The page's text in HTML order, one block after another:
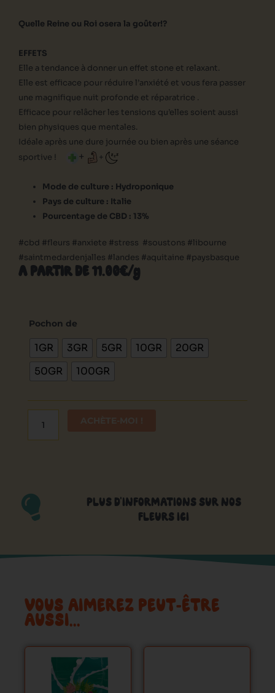
Quelle Reine ou Roi osera la goûter!?
EFFETS
Elle a tendance à donner un effet stone et relaxant.
Elle est efficace pour réduire l’anxiété et vous fera passer
une magnifique nuit profonde et réparatrice .
Efficace pour relâcher les tensions qu’elles soient aussi
bien physiques que mentales.
Idéale après une dure journée ou bien après une séance
sportive !
+ +
Mode de culture : Hydroponique
Pays de culture : Italie
Pourcentage de CBD : 13%
#cbd #fleurs #anxiete #stress #soustons #libourne
#saintmedardenjalles #landes #aquitaine #paysbasque
A PARTIR DE 11.00€/g
Pochon de
1GR 3GR 5GR 10GR
20GR
50GR
100GR
de
Queen
PLUS D'INFORMATIONS SUR NOS
FLEURS ICI
VOUS AIMEREZ PEUT-ÊTRE
AUSSI…
produit
a